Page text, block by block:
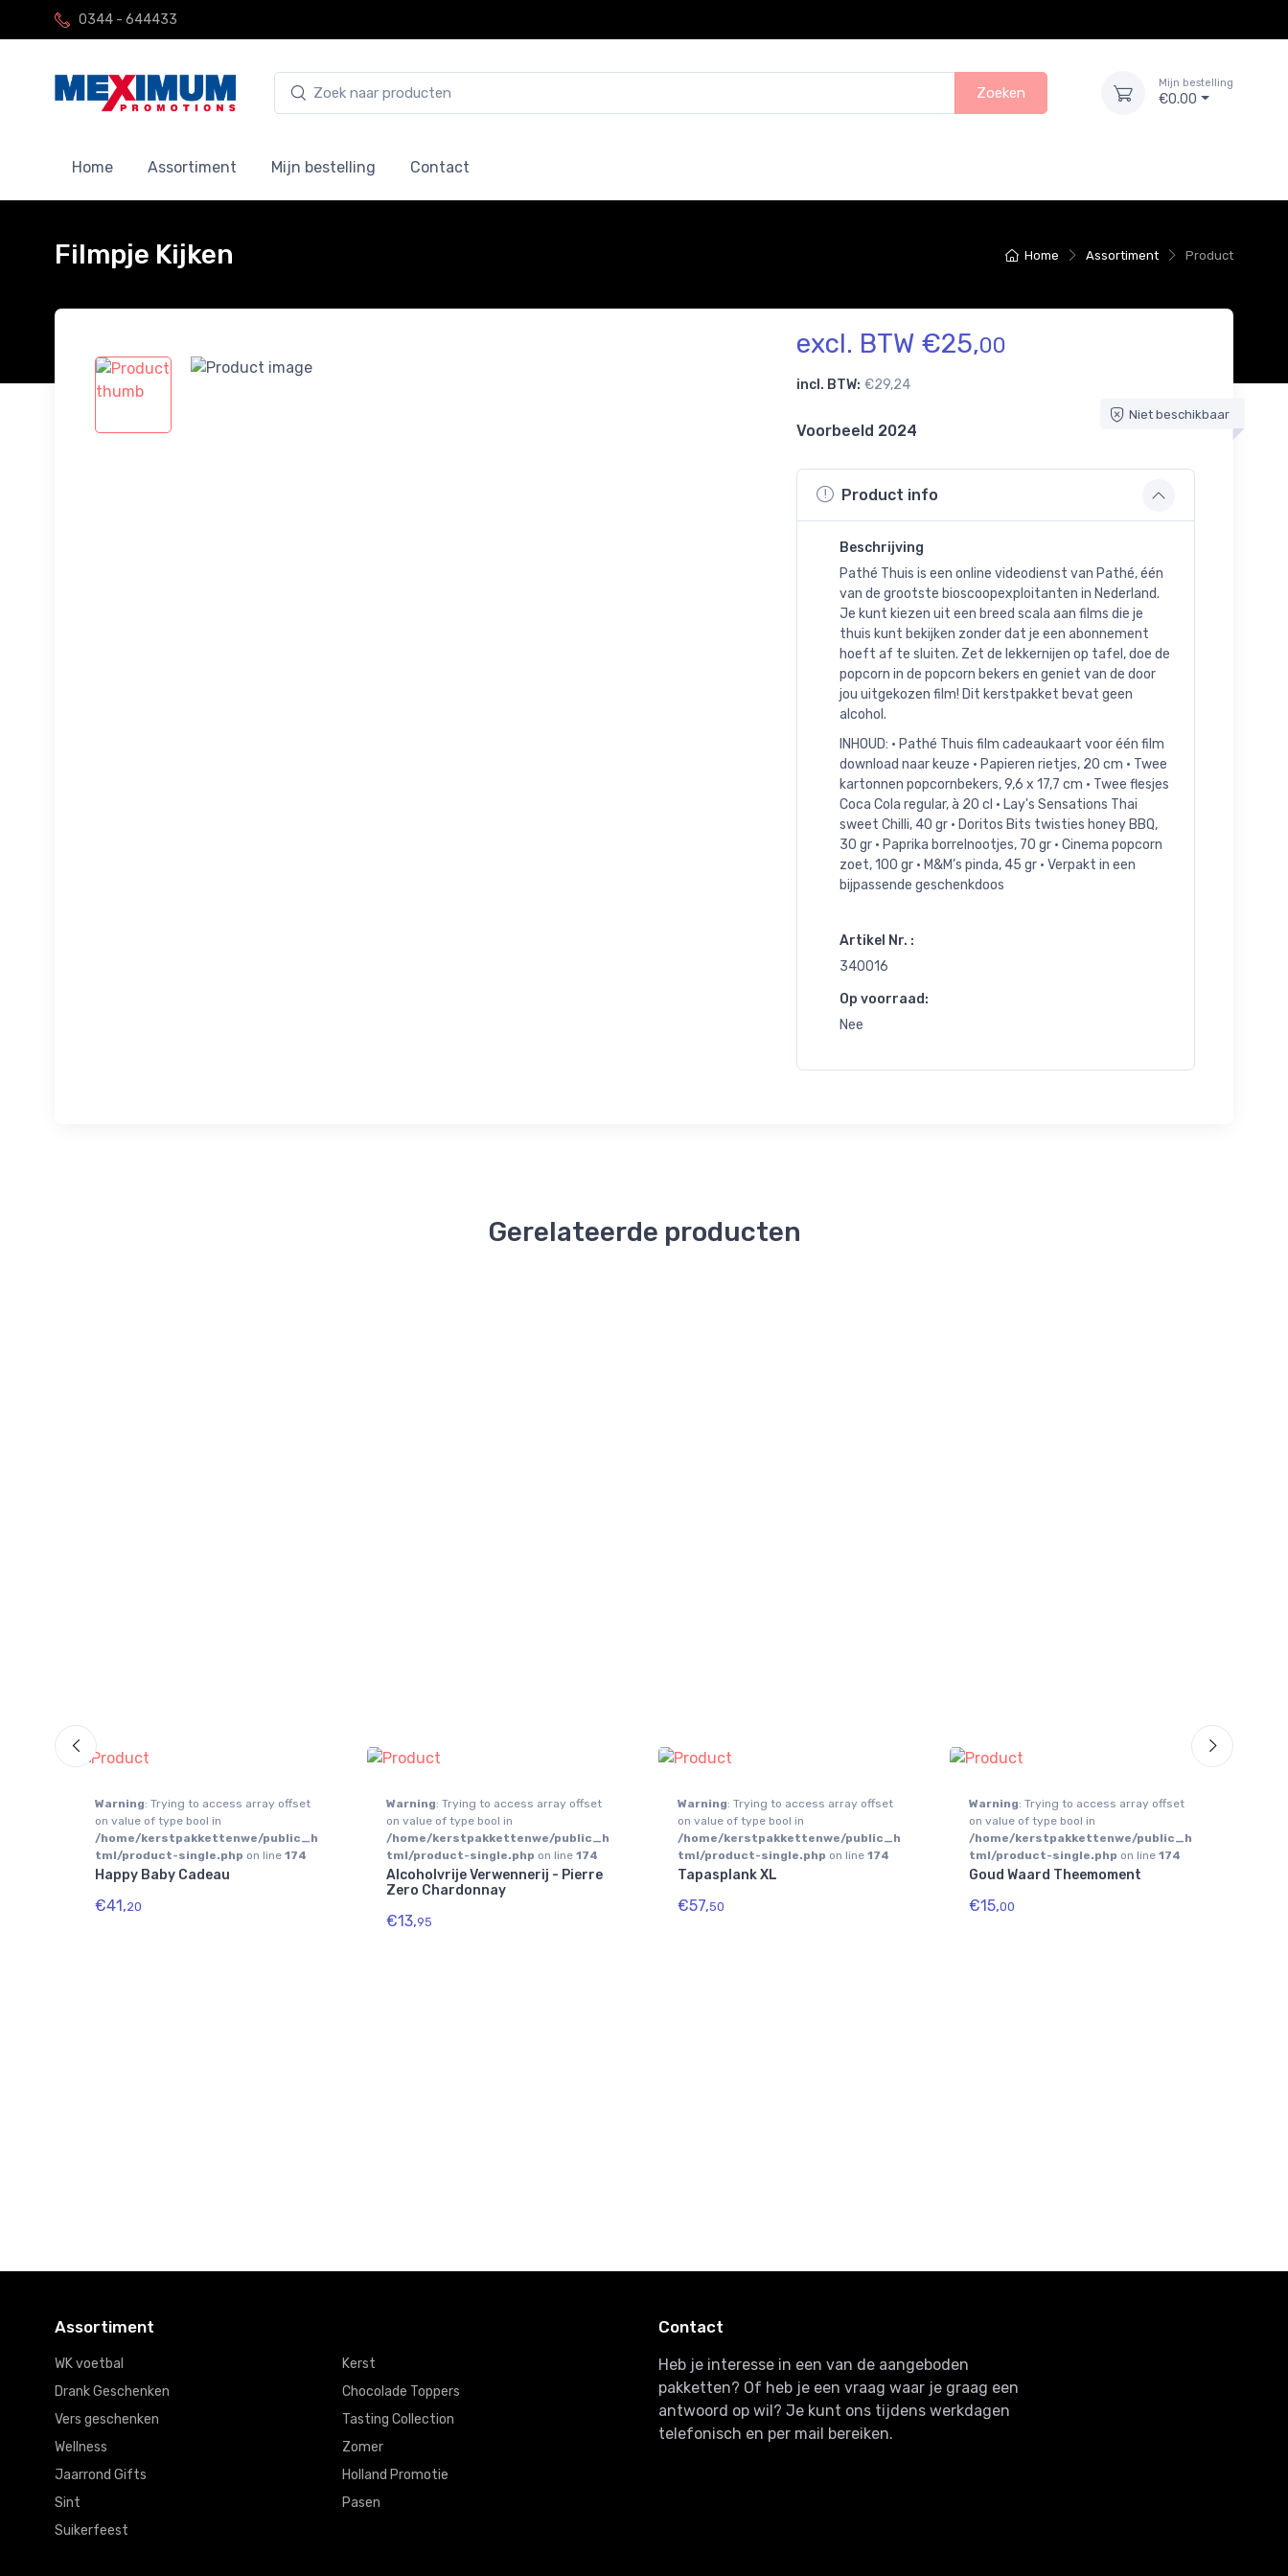
0344 - 644433
Zoeken
Mijn bestelling
€0.00
Home Assortiment Mijn bestelling Contact
Home Assortiment Product
Filmpje Kijken
excl. BTW €25,00
incl. BTW: €29,24
Niet beschikbaar
Voorbeeld 2024
Product info
Beschrijving
Pathé Thuis is een online videodienst van Pathé, één
van de grootste bioscoopexploitanten in Nederland.
Je kunt kiezen uit een breed scala aan films die je
thuis kunt bekijken zonder dat je een abonnement
hoeft af te sluiten. Zet de lekkernijen op tafel, doe de
popcorn in de popcorn bekers en geniet van de door
jou uitgekozen film! Dit kerstpakket bevat geen
alcohol.
INHOUD: • Pathé Thuis film cadeaukaart voor één film
download naar keuze • Papieren rietjes, 20 cm • Twee
kartonnen popcornbekers, 9,6 x 17,7 cm • Twee flesjes
Coca Cola regular, à 20 cl • Lay's Sensations Thai
sweet Chilli, 40 gr • Doritos Bits twisties honey BBQ,
30 gr • Paprika borrelnootjes, 70 gr • Cinema popcorn
zoet, 100 gr • M&M’s pinda, 45 gr • Verpakt in een
bijpassende geschenkdoos
Artikel Nr. :
340016
Op voorraad:
Nee
Gerelateerde producten
Warning: Trying to access array offset
on value of type bool in
/home/kerstpakkettenwe/public_h
tml/product-single.php on line 174
Happy Baby Cadeau
€41,20
Warning: Trying to access array offset
on value of type bool in
/home/kerstpakkettenwe/public_h
tml/product-single.php on line 174
Alcoholvrije Verwennerij - Pierre
Zero Chardonnay
€13,95
Warning: Trying to access array offset
on value of type bool in
/home/kerstpakkettenwe/public_h
tml/product-single.php on line 174
Tapasplank XL
€57,50
Warning: Trying to access array offset
on value of type bool in
/home/kerstpakkettenwe/public_h
tml/product-single.php on line 174
Goud Waard Theemoment
€15,00
Assortiment
WK voetbal
Kerst
Drank Geschenken
Chocolade Toppers
Vers geschenken
Tasting Collection
Wellness
Zomer
Jaarrond Gifts
Holland Promotie
Sint
Pasen
Suikerfeest
Contact
Heb je interesse in een van de aangeboden
pakketten? Of heb je een vraag waar je graag een
antwoord op wil? Je kunt ons tijdens werkdagen
telefonisch en per mail bereiken.